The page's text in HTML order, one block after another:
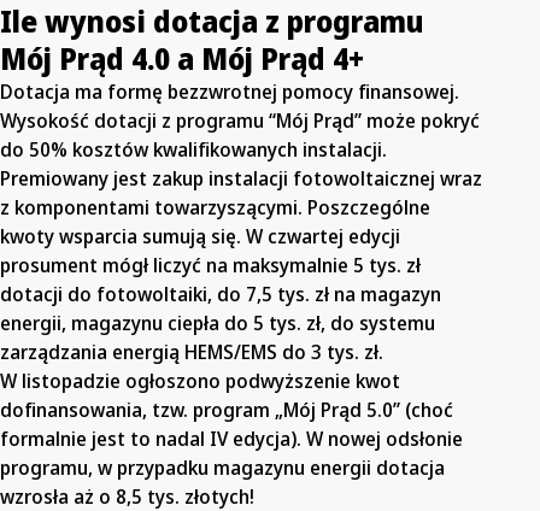
Ile wynosi dotacja z programu
Mój Prąd 4.0 a Mój Prąd 4+
Dotacja ma formę bezzwrotnej pomocy finansowej.
Wysokość dotacji z programu “Mój Prąd” może pokryć
do 50% kosztów kwalifikowanych instalacji.
Premiowany jest zakup instalacji fotowoltaicznej wraz
z komponentami towarzyszącymi. Poszczególne
kwoty wsparcia sumują się. W czwartej edycji
prosument mógł liczyć na maksymalnie 5 tys. zł
dotacji do fotowoltaiki, do 7,5 tys. zł na magazyn
energii, magazynu ciepła do 5 tys. zł, do systemu
zarządzania energią HEMS/EMS do 3 tys. zł.
W listopadzie ogłoszono podwyższenie kwot
dofinansowania, tzw. program „Mój Prąd 5.0” (choć
formalnie jest to nadal IV edycja). W nowej odsłonie
programu, w przypadku magazynu energii dotacja
wzrosła aż o 8,5 tys. złotych!